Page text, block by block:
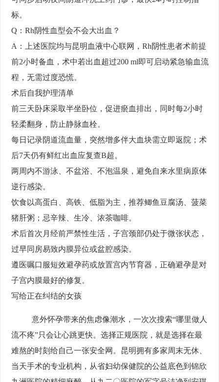
标。
Q：Rh阴性血型会不会大出血？
A：上述医院均与昆明血液中心联网，Rh阴性患者术前提
前2小时备血，术中若出血超过200 ml即可启动紧急输血流
程，无需过度恐慌。
术后自我护理清单
前三天卧床采取半坐卧位，促进瘀血排出，同时每2小时
轻柔翻身，防止静脉血栓。
每日记录阴道流血量，突然增多伴大血块需立即返院；术
后7天仍有鲜红出血应复查B超。
两周内不游泳、不盆浴、不泡温泉，避免自来水里病原体
逆行感染。
饮食以高蛋白、高铁、低脂为主，推荐鲫鱼豆腐汤、菠菜
猪肝粥；忌辛辣、生冷、浓茶咖啡。
术后首次月经前严禁性生活，子宫颈部仍处于微张状态，
过早同房易致内膜异位或盆腔感染。
遵医嘱口服短效避孕药或放置宫内节育器，正确避孕是对
子宫内膜最好的修复。
写给正在纠结的女孩
意外怀孕带来的焦虑像潮水，一次次搜索“哪里做人
流不疼”只会让心跳更快。选择正规医院，就是选择在最
难熬的时刻给自己一张安全网。昆明拥有多家周末无休、
当天手术的专业机构，从省妇幼保健院的公益底色到锦欣